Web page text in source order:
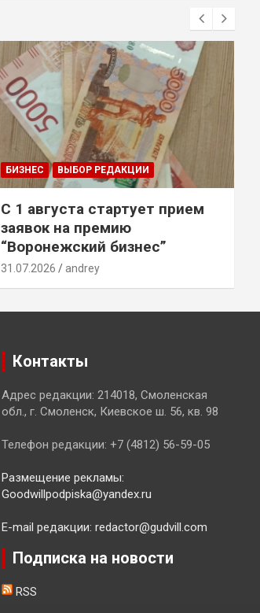
БИЗНЕС ВЫБОР РЕДАКЦИИ
С 1 августа стартует прием
заявок на премию
“Воронежский бизнес”
31.07.2026 andrey
Контакты
Адрес редакции: 214018, Смоленская
обл., г. Смоленск, Киевское ш. 56, кв. 98
Телефон редакции: +7 (4812) 56-59-05
Размещение рекламы:
Goodwillpodpiska@yandex.ru
E-mail редакции: redactor@gudvill.com
Подписка на новости
RSS